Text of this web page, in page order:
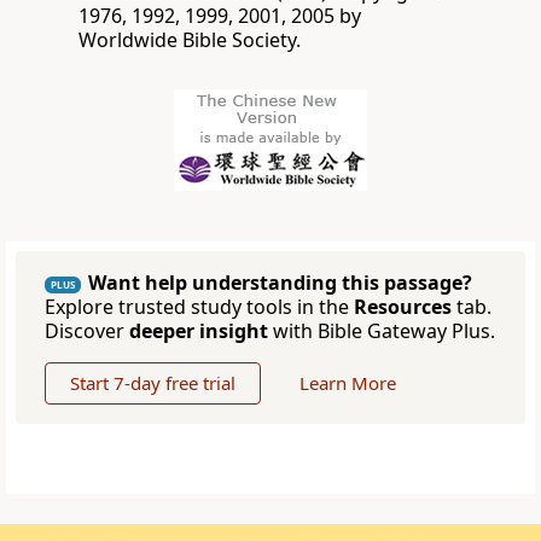
1976, 1992, 1999, 2001, 2005 by
Worldwide Bible Society.
PLUS
Want help understanding this passage?
Explore trusted study tools in the Resourcestab.
Discoverdeeper insightwith Bible Gateway Plus.
Start 7-day free trial Learn More